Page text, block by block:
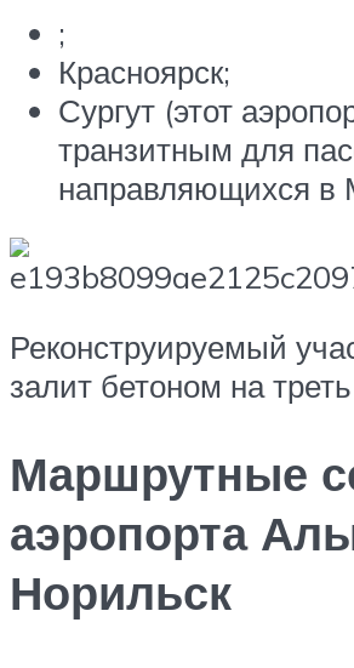
;
Красноярск;
Сургут (этот
транзитным для
направляющихся в
Реконструируемый
залит бетоном на треть
Маршрутные
аэропорта
Норильск